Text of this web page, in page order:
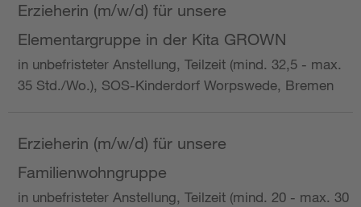
Erzieherin (m/w/d) für unsere
Elementargruppe in der Kita GROWN
in unbefristeter Anstellung, Teilzeit (mind. 32,5 - max.
35 Std./Wo.), SOS-Kinderdorf Worpswede, Bremen
Erzieherin (m/w/d) für unsere
Familienwohngruppe
in unbefristeter Anstellung, Teilzeit (mind. 20 - max. 30